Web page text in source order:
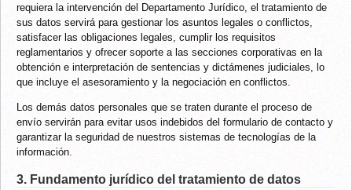
requiera la intervención del Departamento Jurídico, el tratamiento de
sus datos servirá para gestionar los asuntos legales o conflictos,
satisfacer las obligaciones legales, cumplir los requisitos
reglamentarios y ofrecer soporte a las secciones corporativas en la
obtención e interpretación de sentencias y dictámenes judiciales, lo
que incluye el asesoramiento y la negociación en conflictos.
Los demás datos personales que se traten durante el proceso de
envío servirán para evitar usos indebidos del formulario de contacto y
garantizar la seguridad de nuestros sistemas de tecnologías de la
información.
3. Fundamento jurídico del tratamiento de datos